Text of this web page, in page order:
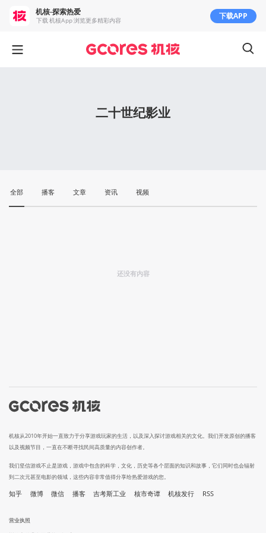
二十世纪影业
全部 播客 文章 资讯 视频
还没有内容
机核从2010年开始一直致力于分享游戏玩家的生活，以及深入探讨游戏相关的文化。我们开发原创的播客
以及视频节目，一直在不断寻找民间高质量的内容创作者。
我们坚信游戏不止是游戏，游戏中包含的科学，文化，历史等各个层面的知识和故事，它们同时也会辐射
到二次元甚至电影的领域，这些内容非常值得分享给热爱游戏的您。
知乎 微博 微信 播客 吉考斯工业 核市奇谭 机核发行 RSS
营业执照
机核-探索热爱
下载 机核App 浏览更多精彩内容 下载APP